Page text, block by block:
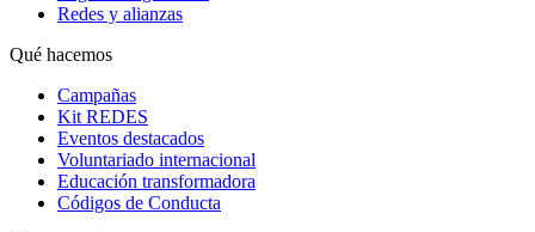
Redes y alianzas
Qué hacemos
Campañas
Kit REDES
Eventos destacados
Voluntariado internacional
Educación transformadora
Códigos de Conducta